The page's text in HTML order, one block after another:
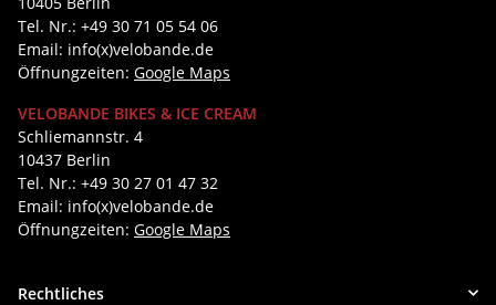
Tel. Nr.: +49 30 71 05 54 06
Email: info(x)velobande.de
Öffnungzeiten: Google Maps
VELOBANDE BIKES & ICE CREAM
Schliemannstr. 4
10437 Berlin
Tel. Nr.: +49 30 27 01 47 32
Email: info(x)velobande.de
Öffnungzeiten: Google Maps
Rechtliches